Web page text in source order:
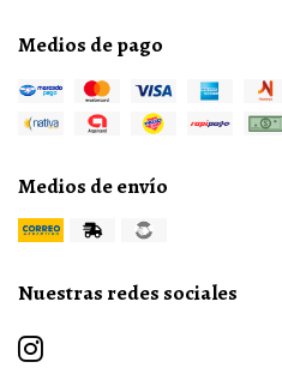
Medios de pago
Medios de envío
Nuestras redes sociales